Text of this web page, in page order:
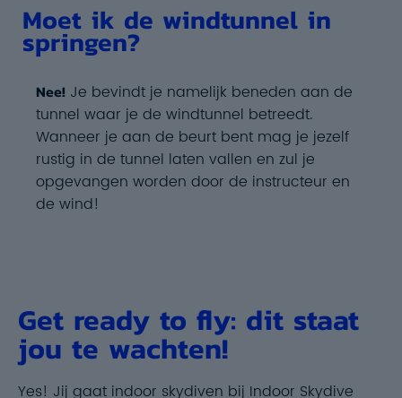
Moet ik de windtunnel in
springen?
Nee! Je bevindt je namelijk beneden aan de
tunnel waar je de windtunnel betreedt.
Wanneer je aan de beurt bent mag je jezelf
rustig in de tunnel laten vallen en zul je
opgevangen worden door de instructeur en
de wind!
Get ready to fly: dit staat
jou te wachten!
Yes! Jij gaat indoor skydiven bij Indoor Skydive